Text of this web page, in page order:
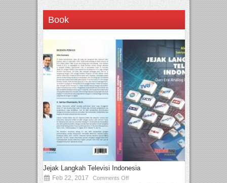
Book
Jejak Langkah Televisi Indonesia
Feb 22, 2017 Comments Off